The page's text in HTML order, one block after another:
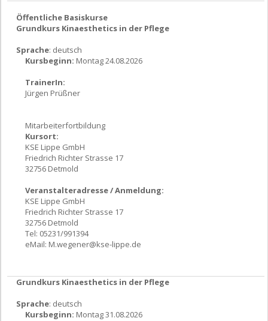
Öffentliche Basiskurse
Grundkurs Kinaesthetics in der Pflege
Sprache: deutsch
Kursbeginn: Montag 24.08.2026
TrainerIn:
Jürgen Prüßner
Mitarbeiterfortbildung
Kursort:
KSE Lippe GmbH
Friedrich Richter Strasse 17
32756 Detmold
Veranstalteradresse / Anmeldung:
KSE Lippe GmbH
Friedrich Richter Strasse 17
32756 Detmold
Tel: 05231/991394
eMail: M.wegener@kse-lippe.de
Grundkurs Kinaesthetics in der Pflege
Sprache: deutsch
Kursbeginn: Montag 31.08.2026